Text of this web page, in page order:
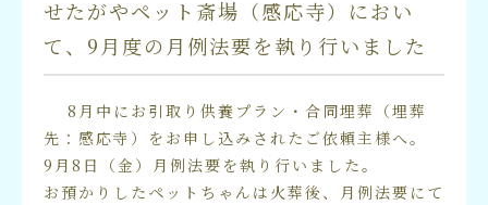
せたがやペット斎場（感応寺）におい
て、9月度の月例法要を執り行いました
8月中にお引取り供養プラン・合同埋葬（埋葬
先：感応寺）をお申し込みされたご依頼主様へ。
9月8日（金）月例法要を執り行いました。
お預かりしたペットちゃんは火葬後、月例法要にて